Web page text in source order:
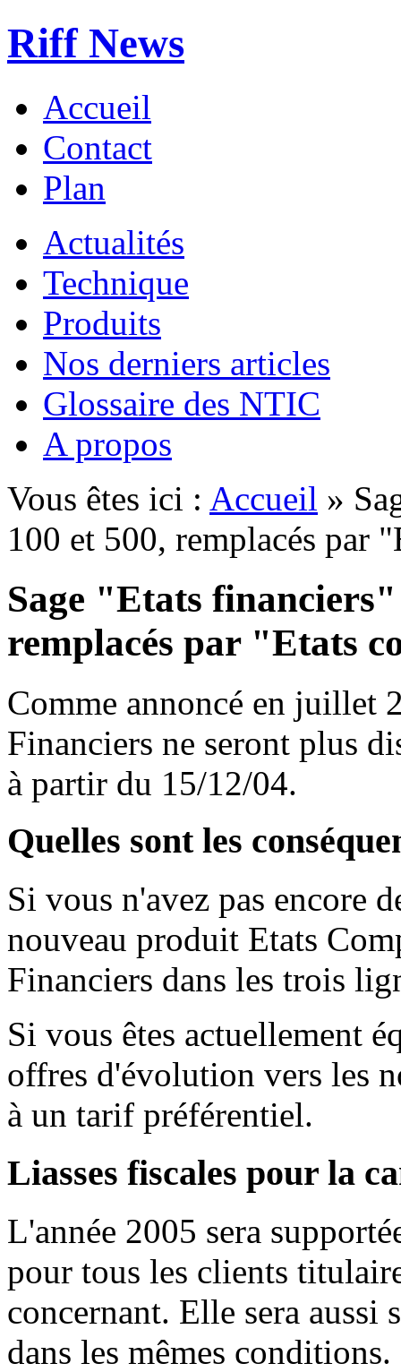
Riff News
Accueil
Contact
Plan
Actualités
Technique
Produits
Nos derniers articles
Glossaire des NTIC
A propos
Vous êtes ici : Accueil »
100 et 500, remplacés par
Sage "Etats financiers"
remplacés par "Etats
Comme annoncé en juillet
Financiers ne seront plus
à partir du 15/12/04.
Quelles sont les
Si vous n'avez pas encore
nouveau produit Etats
Financiers dans les trois
Si vous êtes actuellement
offres d'évolution vers les
à un tarif préférentiel.
Liasses fiscales pour la
L'année 2005 sera
pour tous les clients
concernant. Elle sera aussi
dans les mêmes conditions.